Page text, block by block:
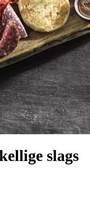
slags